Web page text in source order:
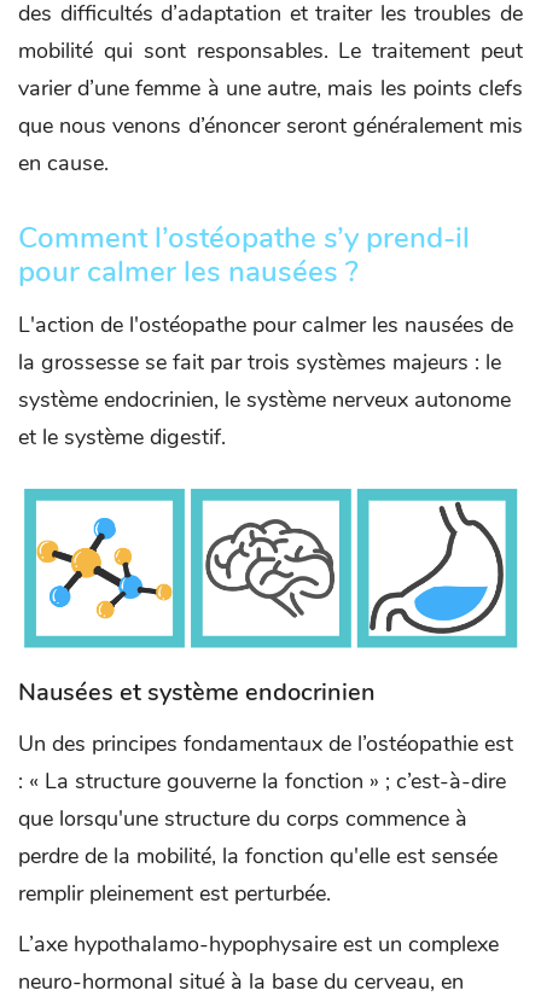
des difficultés d’adaptation et traiter les troubles de
mobilité qui sont responsables. Le traitement peut
varier d’une femme à une autre, mais les points clefs
que nous venons d’énoncer seront généralement mis
en cause.
Comment l’ostéopathe s’y prend-il
pour calmer les nausées ?
L'action de l'ostéopathe pour calmer les nausées de
la grossesse se fait par trois systèmes majeurs : le
système endocrinien, le système nerveux autonome
et le système digestif.
Nausées et système endocrinien
Un des principes fondamentaux de l’ostéopathie est
: « La structure gouverne la fonction » ; c’est-à-dire
que lorsqu'une structure du corps commence à
perdre de la mobilité, la fonction qu'elle est sensée
remplir pleinement est perturbée.
L’axe hypothalamo-hypophysaire est un complexe
neuro-hormonal situé à la base du cerveau, en